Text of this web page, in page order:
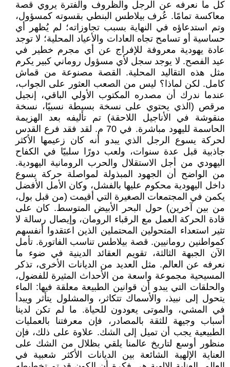
كل ما نعرفه عن الرجل والظروف والفترة يروي قصة
معاكسة تمامًا. عُرف بيلاطس البنطي بقسوته كمسؤول،
وتم استدعاؤه في النهاية بسبب تجاوزاته؛ لم يُظهر أي
حساسية أو تسامح تجاه العادات والأعياد المحلية؛ لا توجد
عادة يهودية معروفة للإفراج عن أي مجرم خطير في
عيد الفصح. لا يوجد سجل لأي مسؤول روماني كبير يكرم
مثل هذه التقاليد المحلية. القصة مصنوعة من قماش
كامل. لكن لماذا؟ ليس من الصعب العثور على الجواب،
عندما ندرك أن مصدره المكتوب الأولي الباقي، إنجيل
مرقص (الذي يحتوي على نسخة بسيطة نسبيًا، نسخة
منقوشة في الأناجيل اللاحقة) تم تأليفه بعد الهزيمة
الحاسمة لليهود مباشرة. في 70 م. لقد فقد فرع القدس
لحركة يسوع الرجل الذي يبدو أنه كان زعيمها الأكثر
جاذبية قبل عدة سنوات، ولعب دورًا سلبيًا في الكفاح
اليهودي من أجل الاستقلال والحرب الرومانية اليهودية.
من الواضح أن الجهود المبذولة لمواصلة حركة يسوع
داخل اليهودية محكوم عليها بالفشل، وكان الأمل الأفضل
يكمن في المجتمعات الصغيرة التي أقيمت (من قبل بول،
من بين آخرين) حول البحر الأبيض المتوسط. كان على
قادة الحركة العمل مع الرقباء الرومان، وإيصال رسالة لا
تثير استعداء المتحولين المحتملين الذين اعتقدوا أنفسهم
كمواطنين رومانيين. قصة بيلاطس تناسب الفاتورة. تأمل
الآن الجبهة الثالثة، تقويم العقائد الدينية في ضوء ما
نعرفه عن العالم. مثل العديد من الديانات الأخرى، تذكر
المسيحية مجموعة واسعة من الأحداث المثيرة للفضول،
والحلقات التي يبدو أن قوانين الطبيعة معلقة فيها: الماء
يتحول إلى نبيذ، والأسماك تتكاثر، والمشلول يتأثر ويبدأ
في المشي، والموتى يعودون للحياة. ما لم تكن لدينا
أسباب وجيهة للثقة بالمصادر، فإن معرفتنا بالعمليات
الطبيعية يجب أن تميل إلى الشك. علاوة على ذلك، فإن
منظور أوسع لتاريخ عالمنا يلقي بظلال من الشك على
العناية الإلهية الشائعة بين الديانات الأكثر شعبية في